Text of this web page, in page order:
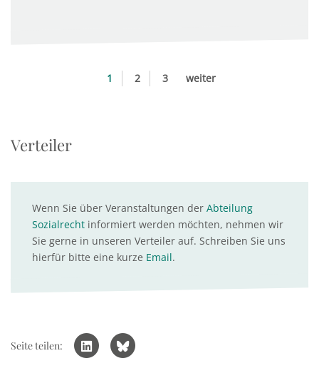
1 2 3 weiter
Verteiler
Wenn Sie über Veranstaltungen der Abteilung
Sozialrecht informiert werden möchten, nehmen wir
Sie gerne in unseren Verteiler auf. Schreiben Sie uns
hierfür bitte eine kurze Email.
Seite teilen: